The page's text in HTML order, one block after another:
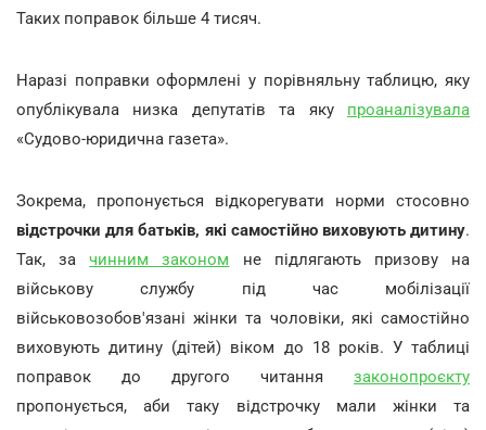
Таких поправок більше 4 тисяч.
Наразі поправки оформлені у порівняльну таблицю, яку
опублікувала низка депутатів та яку проаналізувала
«Судово-юридична газета».
Зокрема, пропонується відкорегувати норми стосовно
відстрочки для батьків, які самостійно виховують дитину.
Так, зачинним законом не підлягають призову на
військову службу під час мобілізації
військовозобов'язані жінки та чоловіки, які самостійно
виховують дитину (дітей) віком до 18 років. У таблиці
поправок до другого читання законопроєкту
пропонується, аби таку відстрочку мали жінки та